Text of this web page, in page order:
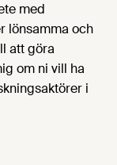
med
lönsamma och
att göra
om ni vill ha
i